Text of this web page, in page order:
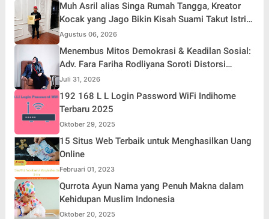
Muh Asril alias Singa Rumah Tangga, Kreator
Kocak yang Jago Bikin Kisah Suami Takut Istri
Jadi Hiburan
Agustus 06, 2026
Menembus Mitos Demokrasi & Keadilan Sosial:
Adv. Fara Fariha Rodliyana Soroti Distorsi
Simpati Publik dan Aksi Main Hakim Sendiri
Juli 31, 2026
192 168 L L Login Password WiFi Indihome
Terbaru 2025
Oktober 29, 2025
15 Situs Web Terbaik untuk Menghasilkan Uang
Online
Februari 01, 2023
Qurrota Ayun Nama yang Penuh Makna dalam
Kehidupan Muslim Indonesia
Oktober 20, 2025